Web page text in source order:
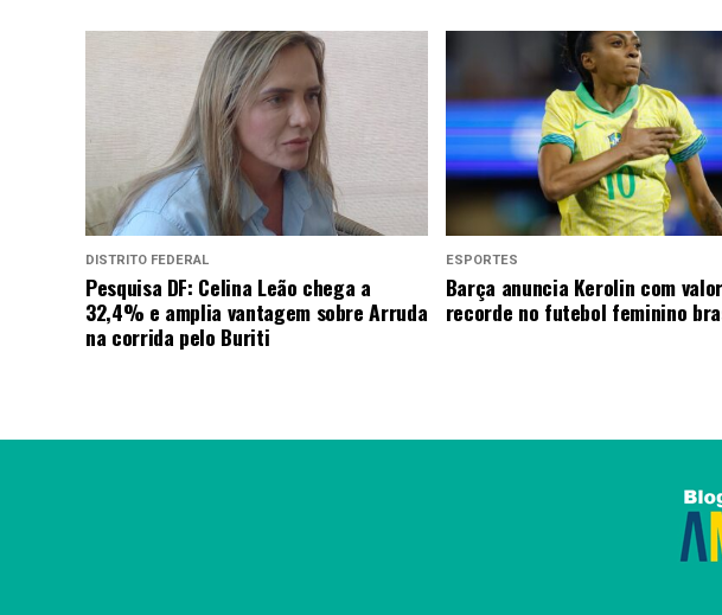
DISTRITO FEDERAL
Pesquisa DF: Celina Leão chega a
32,4% e amplia vantagem sobre Arruda
na corrida pelo Buriti
ESPORTES
Barça anuncia Kerolin com valor
recorde no futebol feminino